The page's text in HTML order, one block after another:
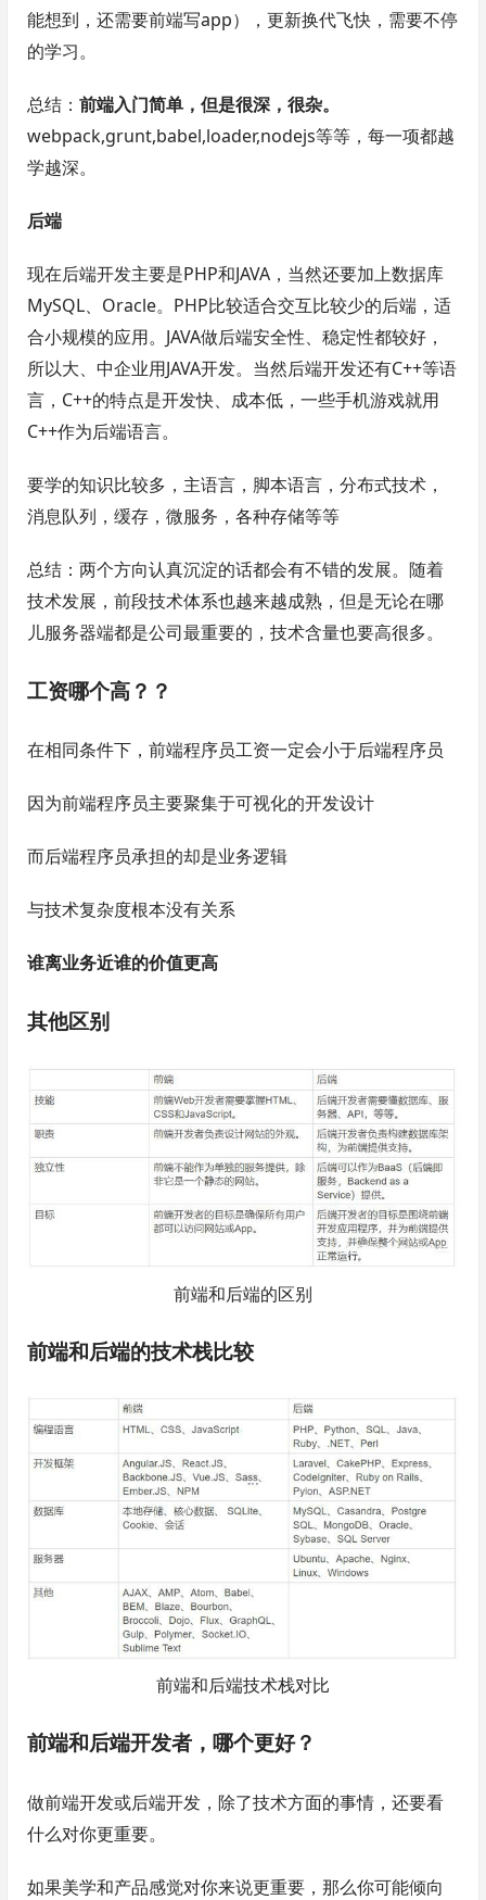
能想到，还需要前端写app），更新换代飞快，需要不停
的学习。
总结： 前端入门简单，但是很深，很杂。
webpack,grunt,babel,loader,nodejs等等，每一项都越
学越深。
后端
现在后端开发主要是PHP和JAVA，当然还要加上数据库
MySQL、Oracle。PHP比较适合交互比较少的后端，适
合小规模的应用。JAVA做后端安全性、稳定性都较好，
所以大、中企业用JAVA开发。当然后端开发还有C++等语
言，C++的特点是开发快、成本低，一些手机游戏就用
C++作为后端语言。
要学的知识比较多，主语言，脚本语言，分布式技术，
消息队列，缓存，微服务，各种存储等等
总结：两个方向认真沉淀的话都会有不错的发展。随着
技术发展，前段技术体系也越来越成熟，但是无论在哪
儿服务器端都是公司最重要的，技术含量也要高很多。
工资哪个高？？
在相同条件下，前端程序员工资一定会小于后端程序员
因为前端程序员主要聚集于可视化的开发设计
而后端程序员承担的却是业务逻辑
与技术复杂度根本没有关系
谁离业务近谁的价值更高
其他区别
前端和后端的区别
前端和后端的技术栈比较
前端和后端技术栈对比
前端和后端开发者，哪个更好？
做前端开发或后端开发，除了技术方面的事情，还要看
什么对你更重要。
如果美学和产品感觉对你来说更重要，那么你可能倾向